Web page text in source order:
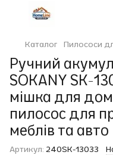
Каталог Пилососи
Ручний
SOKANY SK-
мішка для
пилосос для
меблів та авто
Артикул: 240SK-13033